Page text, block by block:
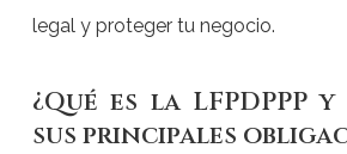
legal y proteger tu negocio.
¿Qué es la LFPDPPP
sus principales